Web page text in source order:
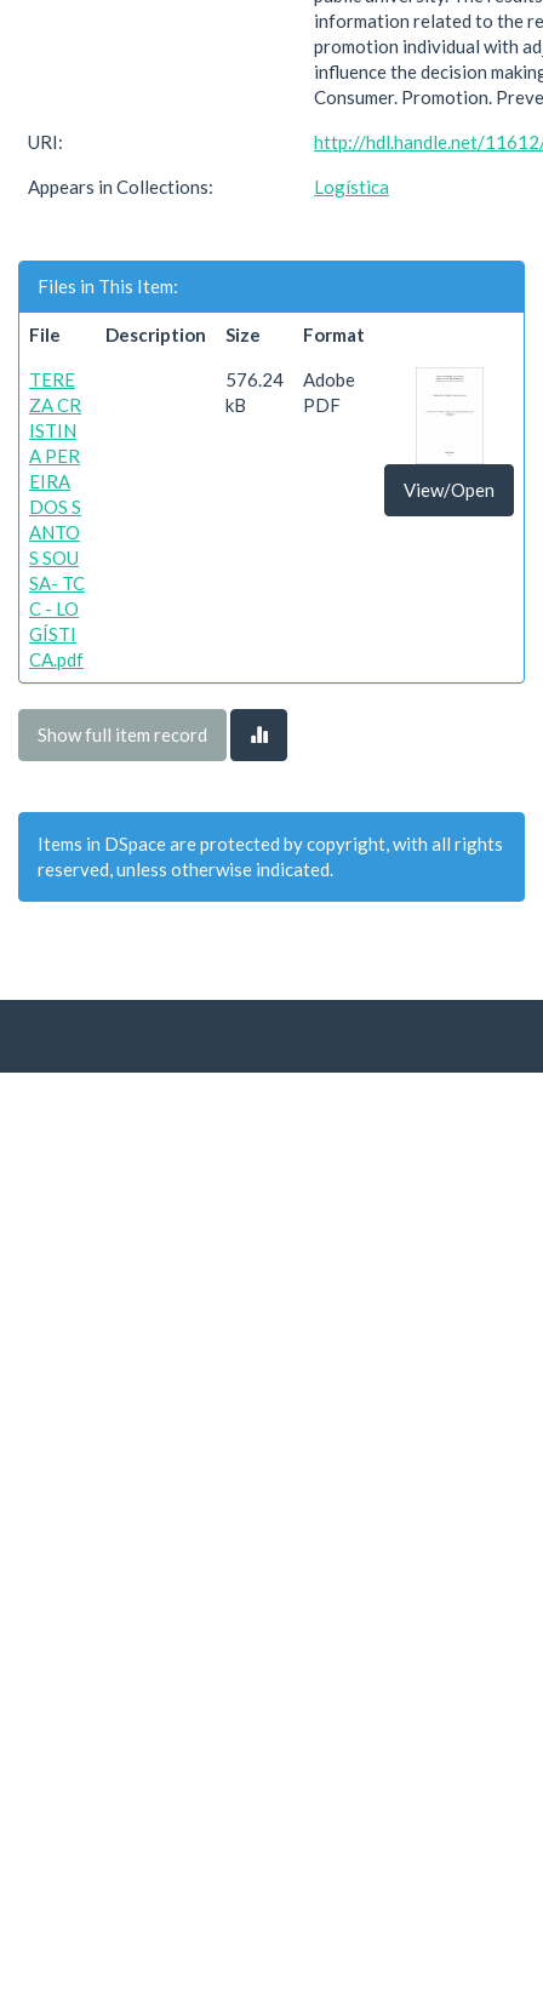
information related to the
promotion individual with
influence the decision
Consumer. Promotion.
URI: http://hdl.handle.net/
Appears in Collections: Logística
Files in This Item:
File Description Size Format
TERE
ZA CR
ISTIN
A PER
EIRA
DOS S
ANTO
S SOU
SA- TC
C - LO
GÍSTI
CA.pdf
576.24
kB
Adobe
PDF
View/Open
Show full item record
Items in DSpace are protected by copyright, with all rights
reserved, unless otherwise indicated.